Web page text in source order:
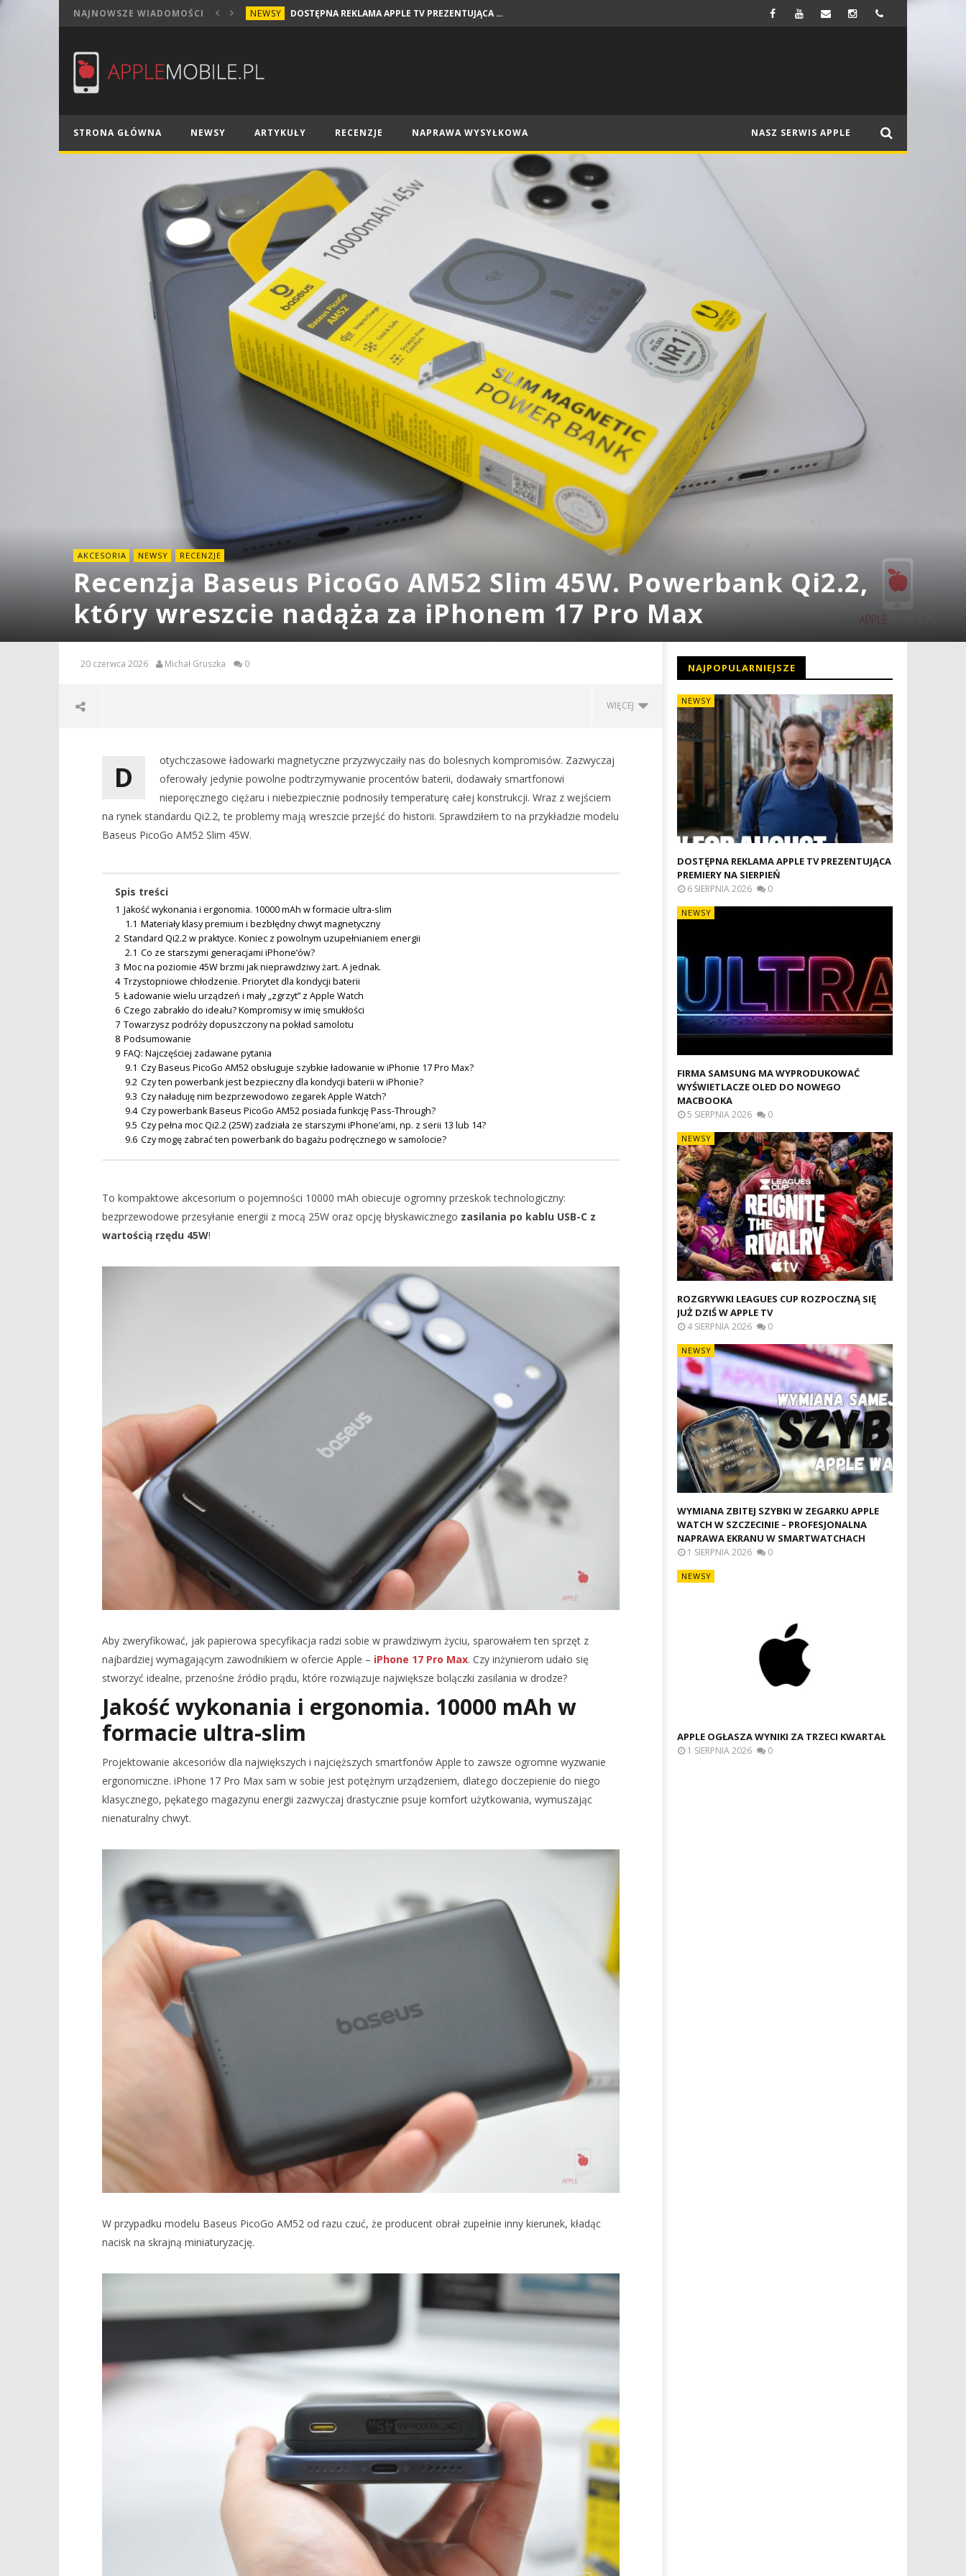
NAJNOWSZE WIADOMOŚCI NEWSY DOSTĘPNA REKLAMA APPLE TV PREZENTUJĄCA PREMIERY NA SIERPIEŃ NEWSY
STRONA GŁÓWNA NEWSY ARTYKUŁY RECENZJE NAPRAWA WYSYŁKOWA NASZ SERWIS APPLE
AKCESORIA NEWSY RECENZJE
Recenzja Baseus PicoGo AM52 Slim 45W. Powerbank Qi2.2,
który wreszcie nadąża za iPhonem 17 Pro Max
20 czerwca 2026 Michał Gruszka 0
WIĘCEJ
RECENZJA BASEUS PICOGO AM52
SLIM 45W. POWERBANK QI2.2, KTÓRY
WRESZCIE NADĄŻA ZA IPHONEM 17
PRO MAX
Michał
Gruszka
SIERPIEŃ
20
czerwca
2026
Michał
Gruszka
ROZGRYWKI LEAGUES CUP
Michał
czerwca
2026
Michał
Gruszka
D
otychczasowe ładowarki magnetyczne przyzwyczaiły nas do bolesnych kompromisów. Zazwyczaj
oferowały jedynie powolne podtrzymywanie procentów baterii, dodawały smartfonowi
nieporęcznego ciężaru i niebezpiecznie podnosiły temperaturę całej konstrukcji. Wraz z wejściem
na rynek standardu Qi2.2, te problemy mają wreszcie przejść do historii. Sprawdziłem to na przykładzie modelu
Baseus PicoGo AM52 Slim 45W.
Spis treści
1 Jakość wykonania i ergonomia. 10000 mAh w formacie ultra-slim
1.1 Materiały klasy premium i bezbłędny chwyt magnetyczny
2 Standard Qi2.2 w praktyce. Koniec z powolnym uzupełnianiem energii
2.1 Co ze starszymi generacjami iPhone’ów?
3 Moc na poziomie 45W brzmi jak nieprawdziwy żart. A jednak.
4 Trzystopniowe chłodzenie. Priorytet dla kondycji baterii
5 Ładowanie wielu urządzeń i mały „zgrzyt” z Apple Watch
6 Czego zabrakło do ideału? Kompromisy w imię smukłości
7 Towarzysz podróży dopuszczony na pokład samolotu
8 Podsumowanie
9 FAQ: Najczęściej zadawane pytania
9.1 Czy Baseus PicoGo AM52 obsługuje szybkie ładowanie w iPhonie 17 Pro Max?
9.2 Czy ten powerbank jest bezpieczny dla kondycji baterii w iPhonie?
9.3 Czy naładuję nim bezprzewodowo zegarek Apple Watch?
9.4 Czy powerbank Baseus PicoGo AM52 posiada funkcję Pass-Through?
9.5 Czy pełna moc Qi2.2 (25W) zadziała ze starszymi iPhone’ami, np. z serii 13 lub 14?
9.6 Czy mogę zabrać ten powerbank do bagażu podręcznego w samolocie?
To kompaktowe akcesorium o pojemności 10000 mAh obiecuje ogromny przeskok technologiczny:
bezprzewodowe przesyłanie energii z mocą 25W oraz opcję błyskawicznego zasilania po kablu USB-C z
wartością rzędu 45W!
Aby zweryfikować, jak papierowa specyfikacja radzi sobie w prawdziwym życiu, sparowałem ten sprzęt z
najbardziej wymagającym zawodnikiem w ofercie Apple – iPhone 17 Pro Max. Czy inżynierom udało się
stworzyć idealne, przenośne źródło prądu, które rozwiązuje największe bolączki zasilania w drodze?
Jakość wykonania i ergonomia. 10000 mAh w
formacie ultra-slim
Projektowanie akcesoriów dla największych i najcięższych smartfonów Apple to zawsze ogromne wyzwanie
ergonomiczne. iPhone 17 Pro Max sam w sobie jest potężnym urządzeniem, dlatego doczepienie do niego
klasycznego, pękatego magazynu energii zazwyczaj drastycznie psuje komfort użytkowania, wymuszając
nienaturalny chwyt.
W przypadku modelu Baseus PicoGo AM52 od razu czuć, że producent obrał zupełnie inny kierunek, kładąc
nacisk na skrajną miniaturyzację.
NAJPOPULARNIEJSZE
NEWSY
DOSTĘPNA REKLAMA APPLE TV PREZENTUJĄCA
PREMIERY NA SIERPIEŃ
6 SIERPNIA 2026 0
NEWSY
FIRMA SAMSUNG MA WYPRODUKOWAĆ
WYŚWIETLACZE OLED DO NOWEGO
MACBOOKA
5 SIERPNIA 2026 0
NEWSY
ROZGRYWKI LEAGUES CUP ROZPOCZNĄ SIĘ
JUŻ DZIŚ W APPLE TV
4 SIERPNIA 2026 0
NEWSY
WYMIANA ZBITEJ SZYBKI W ZEGARKU APPLE
WATCH W SZCZECINIE – PROFESJONALNA
NAPRAWA EKRANU W SMARTWATCHACH
1 SIERPNIA 2026 0
NEWSY
APPLE OGŁASZA WYNIKI ZA TRZECI KWARTAŁ
1 SIERPNIA 2026 0